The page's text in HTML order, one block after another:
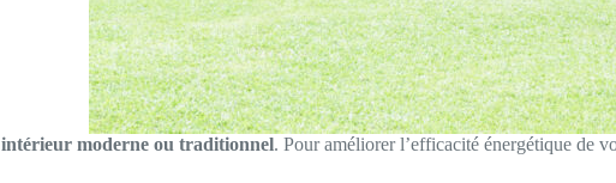
intérieur moderne ou traditionnel. Pour améliorer l’efficacité énergétique de